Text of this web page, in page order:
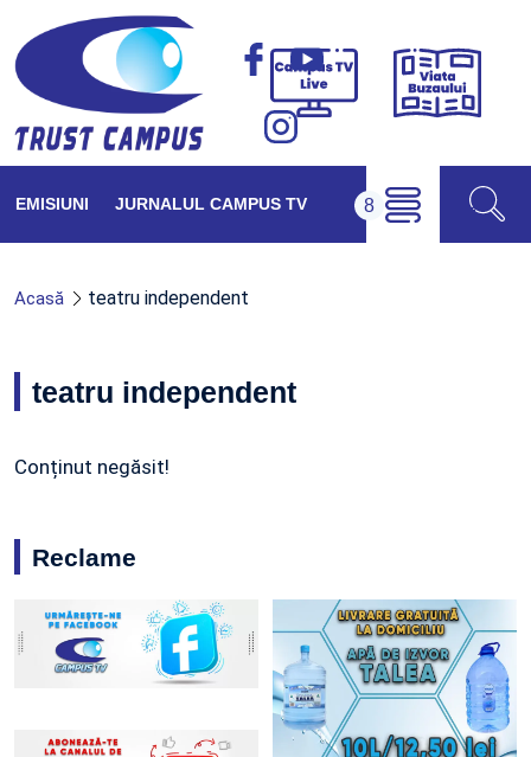
Campus
Viața
EMISIUNI JURNALUL CAMPUS TV
Acasă teatru independent
teatru independent
Conținut negăsit!
Reclame